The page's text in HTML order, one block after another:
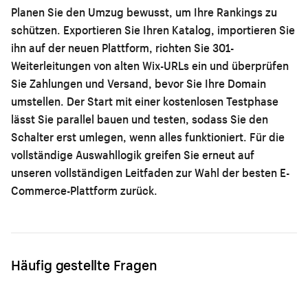
Planen Sie den Umzug bewusst, um Ihre Rankings zu
schützen. Exportieren Sie Ihren Katalog, importieren Sie
ihn auf der neuen Plattform, richten Sie 301-
Weiterleitungen von alten Wix-URLs ein und überprüfen
Sie Zahlungen und Versand, bevor Sie Ihre Domain
umstellen. Der Start mit einer kostenlosen Testphase
lässt Sie parallel bauen und testen, sodass Sie den
Schalter erst umlegen, wenn alles funktioniert. Für die
vollständige Auswahllogik greifen Sie erneut auf
unserenvollständigen Leitfaden zur Wahl der besten E-
Commerce-Plattform zurück.
Häufig gestellte Fragen